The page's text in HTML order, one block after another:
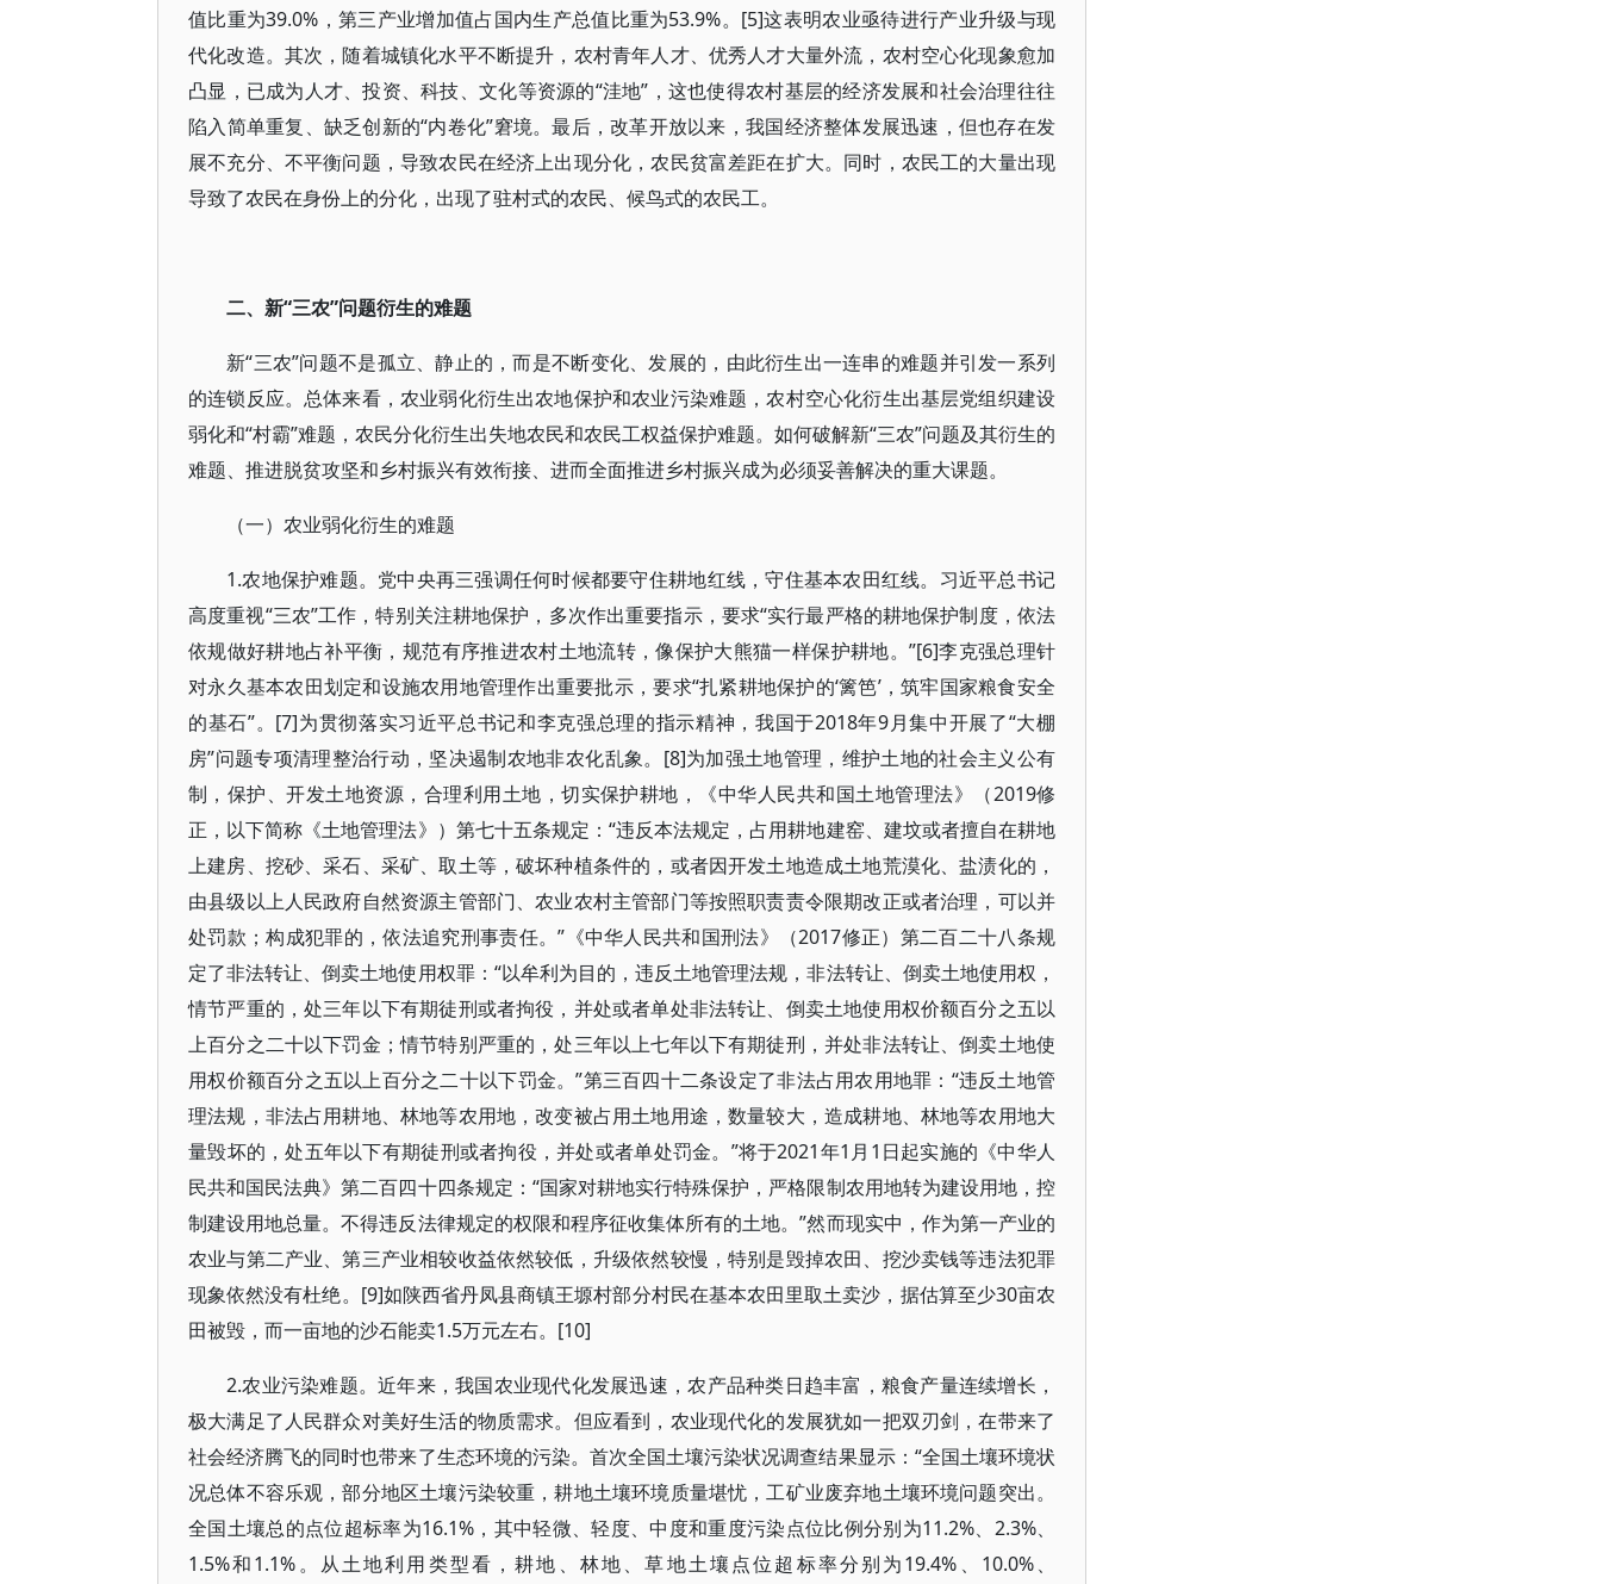
值比重为39.0%，第三产业增加值占国内生产总值比重为53.9%。[5]这表明农业亟待进行产业升级与现
代化改造。其次，随着城镇化水平不断提升，农村青年人才、优秀人才大量外流，农村空心化现象愈加
凸显，已成为人才、投资、科技、文化等资源的“洼地”，这也使得农村基层的经济发展和社会治理往往
陷入简单重复、缺乏创新的“内卷化”窘境。最后，改革开放以来，我国经济整体发展迅速，但也存在发
展不充分、不平衡问题，导致农民在经济上出现分化，农民贫富差距在扩大。同时，农民工的大量出现
导致了农民在身份上的分化，出现了驻村式的农民、候鸟式的农民工。
二、新“三农”问题衍生的难题
新“三农”问题不是孤立、静止的，而是不断变化、发展的，由此衍生出一连串的难题并引发一系列
的连锁反应。总体来看，农业弱化衍生出农地保护和农业污染难题，农村空心化衍生出基层党组织建设
弱化和“村霸”难题，农民分化衍生出失地农民和农民工权益保护难题。如何破解新“三农”问题及其衍生的
难题、推进脱贫攻坚和乡村振兴有效衔接、进而全面推进乡村振兴成为必须妥善解决的重大课题。
（一）农业弱化衍生的难题
1.农地保护难题。党中央再三强调任何时候都要守住耕地红线，守住基本农田红线。习近平总书记
高度重视“三农”工作，特别关注耕地保护，多次作出重要指示，要求“实行最严格的耕地保护制度，依法
依规做好耕地占补平衡，规范有序推进农村土地流转，像保护大熊猫一样保护耕地。”[6]李克强总理针
对永久基本农田划定和设施农用地管理作出重要批示，要求“扎紧耕地保护的‘篱笆’，筑牢国家粮食安全
的基石”。[7]为贯彻落实习近平总书记和李克强总理的指示精神，我国于2018年9月集中开展了“大棚
房”问题专项清理整治行动，坚决遏制农地非农化乱象。[8]为加强土地管理，维护土地的社会主义公有
制，保护、开发土地资源，合理利用土地，切实保护耕地，《中华人民共和国土地管理法》（2019修
正，以下简称《土地管理法》）第七十五条规定：“违反本法规定，占用耕地建窑、建坟或者擅自在耕地
上建房、挖砂、采石、采矿、取土等，破坏种植条件的，或者因开发土地造成土地荒漠化、盐渍化的，
由县级以上人民政府自然资源主管部门、农业农村主管部门等按照职责责令限期改正或者治理，可以并
处罚款；构成犯罪的，依法追究刑事责任。”《中华人民共和国刑法》（2017修正）第二百二十八条规
定了非法转让、倒卖土地使用权罪：“以牟利为目的，违反土地管理法规，非法转让、倒卖土地使用权，
情节严重的，处三年以下有期徒刑或者拘役，并处或者单处非法转让、倒卖土地使用权价额百分之五以
上百分之二十以下罚金；情节特别严重的，处三年以上七年以下有期徒刑，并处非法转让、倒卖土地使
用权价额百分之五以上百分之二十以下罚金。”第三百四十二条设定了非法占用农用地罪：“违反土地管
理法规，非法占用耕地、林地等农用地，改变被占用土地用途，数量较大，造成耕地、林地等农用地大
量毁坏的，处五年以下有期徒刑或者拘役，并处或者单处罚金。”将于2021年1月1日起实施的《中华人
民共和国民法典》第二百四十四条规定：“国家对耕地实行特殊保护，严格限制农用地转为建设用地，控
制建设用地总量。不得违反法律规定的权限和程序征收集体所有的土地。”然而现实中，作为第一产业的
农业与第二产业、第三产业相较收益依然较低，升级依然较慢，特别是毁掉农田、挖沙卖钱等违法犯罪
现象依然没有杜绝。[9]如陕西省丹凤县商镇王塬村部分村民在基本农田里取土卖沙，据估算至少30亩农
田被毁，而一亩地的沙石能卖1.5万元左右。[10]
2.农业污染难题。近年来，我国农业现代化发展迅速，农产品种类日趋丰富，粮食产量连续增长，
极大满足了人民群众对美好生活的物质需求。但应看到，农业现代化的发展犹如一把双刃剑，在带来了
社会经济腾飞的同时也带来了生态环境的污染。首次全国土壤污染状况调查结果显示：“全国土壤环境状
况总体不容乐观，部分地区土壤污染较重，耕地土壤环境质量堪忧，工矿业废弃地土壤环境问题突出。
全国土壤总的点位超标率为16.1%，其中轻微、轻度、中度和重度污染点位比例分别为11.2%、2.3%、
1.5%和1.1%。从土地利用类型看，耕地、林地、草地土壤点位超标率分别为19.4%、10.0%、